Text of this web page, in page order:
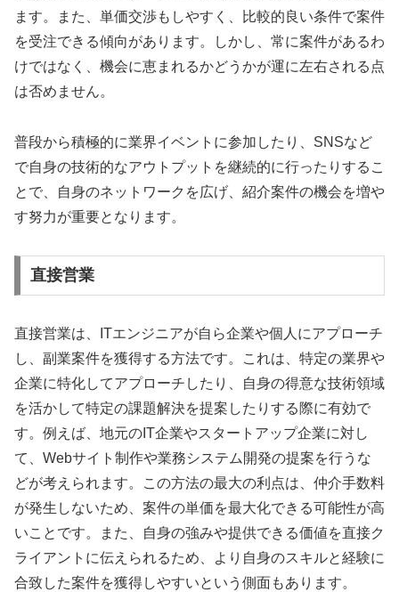
ます。また、単価交渉もしやすく、比較的良い条件で案件
を受注できる傾向があります。しかし、常に案件があるわ
けではなく、機会に恵まれるかどうかが運に左右される点
は否めません。
普段から積極的に業界イベントに参加したり、SNSなど
で自身の技術的なアウトプットを継続的に行ったりするこ
とで、自身のネットワークを広げ、紹介案件の機会を増や
す努力が重要となります。
直接営業
直接営業は、ITエンジニアが自ら企業や個人にアプローチ
し、副業案件を獲得する方法です。これは、特定の業界や
企業に特化してアプローチしたり、自身の得意な技術領域
を活かして特定の課題解決を提案したりする際に有効で
す。例えば、地元のIT企業やスタートアップ企業に対し
て、Webサイト制作や業務システム開発の提案を行うな
どが考えられます。この方法の最大の利点は、仲介手数料
が発生しないため、案件の単価を最大化できる可能性が高
いことです。また、自身の強みや提供できる価値を直接ク
ライアントに伝えられるため、より自身のスキルと経験に
合致した案件を獲得しやすいという側面もあります。